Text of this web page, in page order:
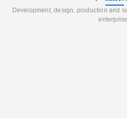
Development, design, production and